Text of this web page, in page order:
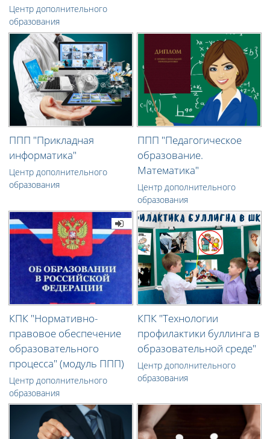
Центр дополнительного
образования
ППП "Прикладная
информатика"
Центр дополнительного
образования
ППП "Педагогическое
образование.
Математика"
Центр дополнительного
образования
КПК "Нормативно-
правовое обеспечение
образовательного
процесса" (модуль ППП)
Центр дополнительного
образования
КПК "Технологии
профилактики буллинга в
образовательной среде"
Центр дополнительного
образования